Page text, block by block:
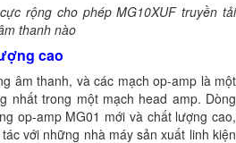
rộng cho phép MG10XUF truyền tải
thanh nào
cao
âm thanh, và các mạch op-amp là một
nhất trong một mạch head amp. Dòng
op-amp MG01 mới và chất lượng cao,
với những nhà máy sản xuất linh kiện